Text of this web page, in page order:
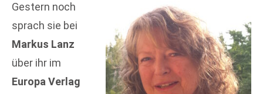
Gestern noch
sprach sie bei
Markus Lanz
über ihr im
Europa Verlag